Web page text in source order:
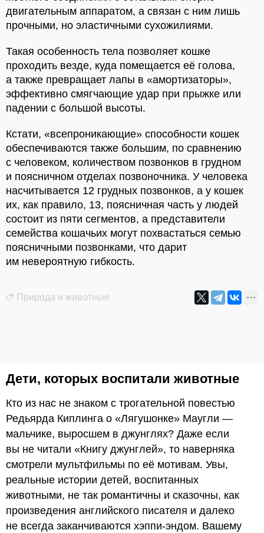
двигательным аппаратом, а связан с ним лишь
прочными, но эластичными сухожилиями.
Такая особенность тела позволяет кошке
проходить везде, куда помещается её голова,
а также превращает лапы в «амортизаторы»,
эффективно смягчающие удар при прыжке или
падении с большой высоты.
Кстати, «всепроникающие» способности кошек
обеспечиваются также большим, по сравнению
с человеком, количеством позвонков в грудном
и поясничном отделах позвоночника. У человека
насчитывается 12 грудных позвонков, а у кошек
их, как правило, 13, поясничная часть у людей
состоит из пяти сегментов, а представители
семейства кошачьих могут похвастаться семью
поясничными позвонками, что дарит
им невероятную гибкость.
Природа и животные
Дети, которых воспитали животные
Кто из нас не знаком с трогательной повестью
Редьярда Киплинга о «Лягушонке» Маугли —
мальчике, выросшем в джунглях? Даже если
вы не читали «Книгу джунглей», то наверняка
смотрели мультфильмы по её мотивам. Увы,
реальные истории детей, воспитанных
животными, не так романтичны и сказочны, как
произведения английского писателя и далеко
не всегда заканчиваются хэппи-эндом. Вашему